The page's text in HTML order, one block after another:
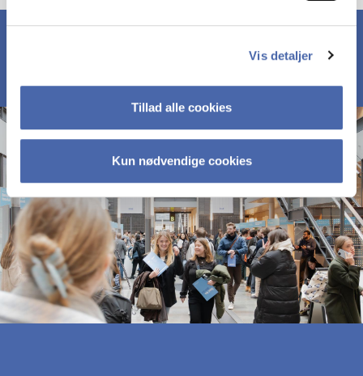
Vis detaljer
Tillad alle cookies
Kun nødvendige cookies